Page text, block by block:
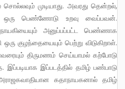
முடியாது. அவரது தென்றல்,
ஒரு பெண்ணோடு உறவு வைப்பவன்.
அனுப்பப்பட்ட பெண்ணாக
குழந்தையையும் பெற்று விடுகிறாள்.
திருமணம் செய்யாமல் கற்போடு
இப்படத்தில் தமிழ் பண்பாடு
அராஜகவாதியான கதாநாயகனால் தமிழ்